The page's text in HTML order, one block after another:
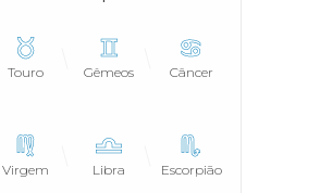
Touro Gêmeos Câncer
Virgem Libra Escorpião